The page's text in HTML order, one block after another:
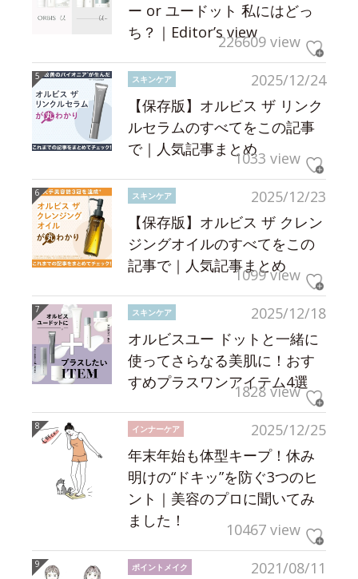
ー or ユードット 私にはどっ
ち？｜Editor’s view226609 view
2025/12/24
スキンケア
【保存版】オルビス ザ リンク
ルセラムのすべてをこの記事
で｜人気記事まとめ1033 view
2025/12/23
スキンケア
【保存版】オルビス ザ クレン
ジングオイルのすべてをこの
記事で｜人気記事まとめ
1099 view
2025/12/18
スキンケア
オルビスユー ドットと一緒に
使ってさらなる美肌に！おす
すめプラスワンアイテム4選
1828 view
2025/12/25
インナーケア
年末年始も体型キープ！休み
明けの“ドキッ”を防ぐ3つのヒ
ント｜美容のプロに聞いてみ
ました！
10467 view
2021/08/11
ポイントメイク